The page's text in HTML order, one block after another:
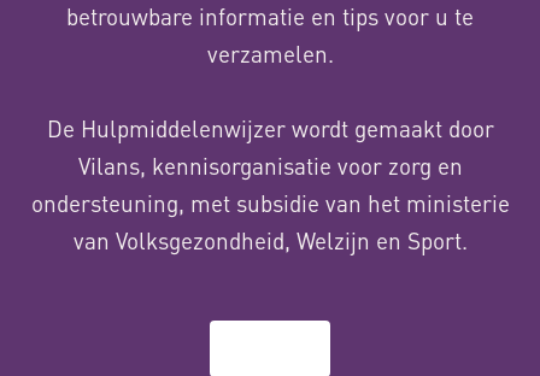
betrouwbare informatie en tips voor u te
verzamelen.
De Hulpmiddelenwijzer wordt gemaakt door
Vilans, kennisorganisatie voor zorg en
ondersteuning, met subsidie van het ministerie
van Volksgezondheid, Welzijn en Sport.